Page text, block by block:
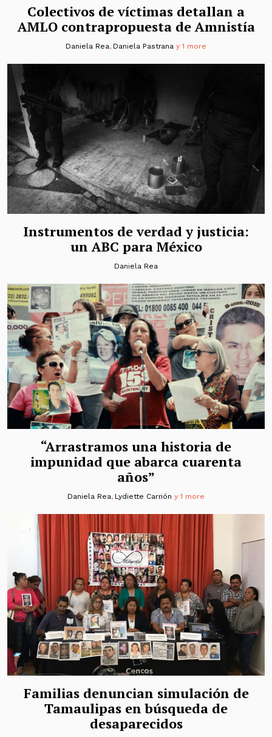
Colectivos de víctimas detallan a
AMLO contrapropuesta de Amnistía
Daniela Rea, Daniela Pastrana y 1 more
Instrumentos de verdad y justicia:
un ABC para México
Daniela Rea
“Arrastramos una historia de
impunidad que abarca cuarenta
años”
Daniela Rea, Lydiette Carrión y 1 more
Familias denuncian simulación de
Tamaulipas en búsqueda de
desaparecidos